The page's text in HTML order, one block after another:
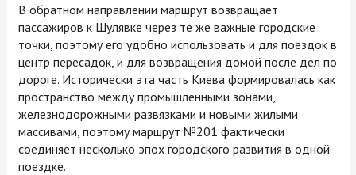
В обратном направлении маршрут возвращает
пассажиров к Шулявке через те же важные городские
точки, поэтому его удобно использовать и для поездок в
центр пересадок, и для возвращения домой после дел по
дороге. Исторически эта часть Киева формировалась как
пространство между промышленными зонами,
железнодорожными развязками и новыми жилыми
массивами, поэтому маршрут №201 фактически
соединяет несколько эпох городского развития в одной
поездке.